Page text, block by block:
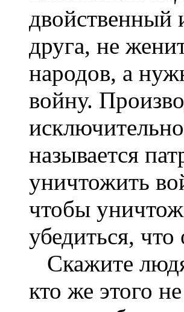
двойственный
друга, не
народов, а
войну.
называется
уничтожить
чтобы
убедиться,
Скажите
кто же этого